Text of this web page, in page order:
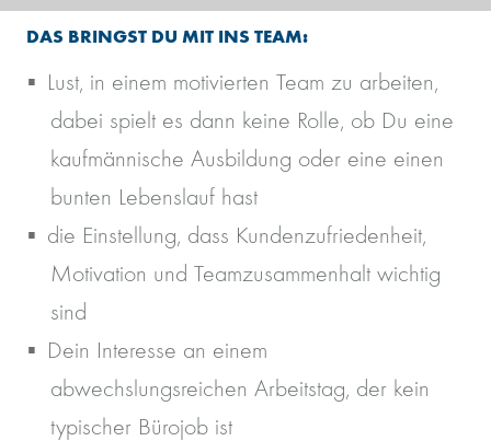
DAS BRINGST DU MIT INS TEAM:
Lust, in einem motivierten Team zu arbeiten,
dabei spielt es dann keine Rolle, ob Du eine
kaufmännische Ausbildung oder eine einen
bunten Lebenslauf hast
die Einstellung, dass Kundenzufriedenheit,
Motivation und Teamzusammenhalt wichtig
sind
Dein Interesse an einem
abwechslungsreichen Arbeitstag, der kein
typischer Bürojob ist